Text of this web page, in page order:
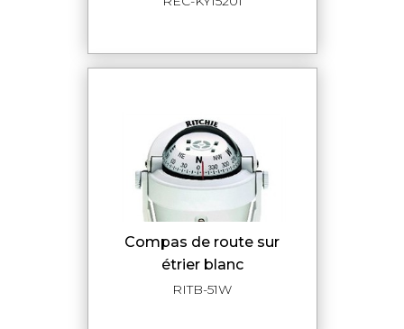
compas de route sur
étrier blanc
RITB-51W